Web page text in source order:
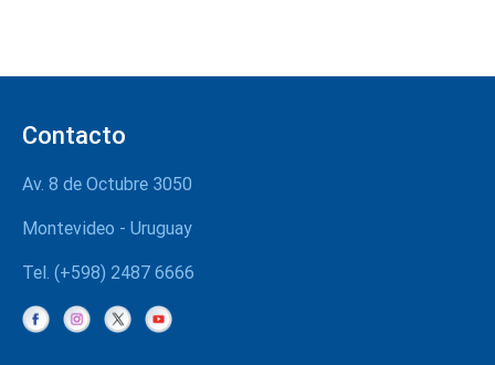
Contacto
Av. 8 de Octubre 3050
Montevideo - Uruguay
Tel. (+598) 2487 6666